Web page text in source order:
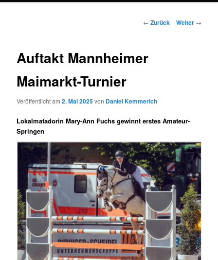
Beitrags-
← Zurück Weiter →
Auftakt Mannheimer
Maimarkt-Turnier
Veröffentlicht am2. Mai 2025von Daniel Kemmerich
Lokalmatadorin Mary-Ann Fuchs gewinnt erstes Amateur-
Springen